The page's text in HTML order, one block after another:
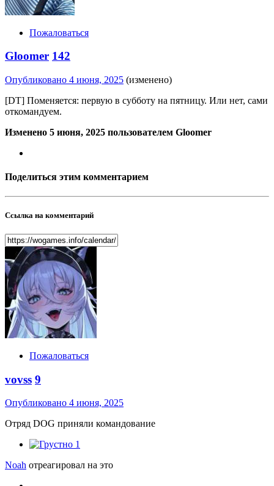
Пожаловаться
Gloomer 142
Опубликовано 4 июня, 2025 (изменено)
[DT] Поменяется: первую в субботу на пятницу. Или нет, сами
откомандуем.
Изменено 5 июня, 2025 пользователем Gloomer
Поделиться этим комментарием
Ссылка на комментарий
Пожаловаться
vovss 9
Опубликовано 4 июня, 2025
Отряд DOG приняли командование
1
Noah отреагировал на это